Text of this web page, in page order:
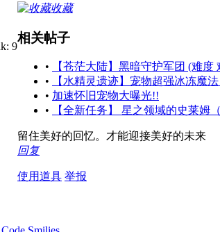
收藏
相关帖子
•
【苍茫大陆】黑暗守护军团 (难度
•
【水精灵遗迹】宠物超强冰冻魔法
• 加速怀旧宠物大曝光!!
•
【全新任务】 星之领域的史莱姆
留住美好的回忆。才能迎接美好的未来
回复
使用道具 举报